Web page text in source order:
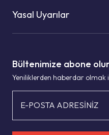
Bültenimize abone
Yeniliklerden haberdar olmak
E-POSTA ADRESİNİZ
Yasal Uyarılar